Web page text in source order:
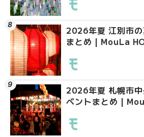
2026年夏 江別市
まとめ | MouLa
2026年夏 札幌市
ベントまとめ |